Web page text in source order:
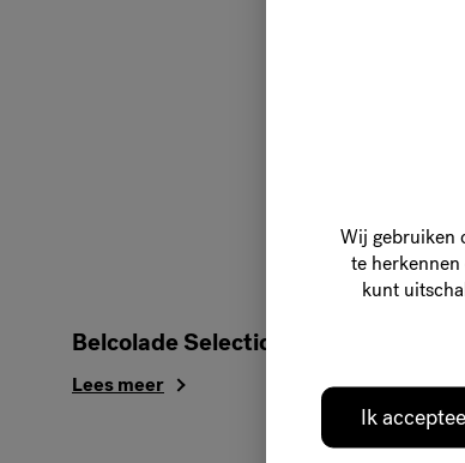
Belcolade Selection Amber Cacao-
Lees meer
Wij gebruiken
te
kunt
Ik